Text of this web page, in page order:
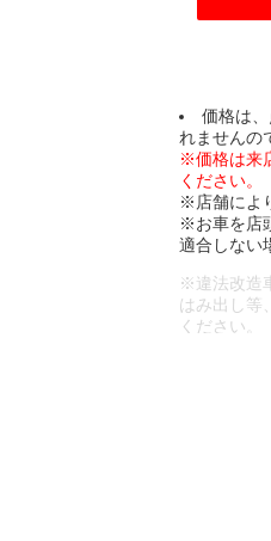
CART
価格は
れませんの
※価格は来
ください。
※店舗によ
※お車を店
適合しない
※違法改造
はみ出し等
ください。